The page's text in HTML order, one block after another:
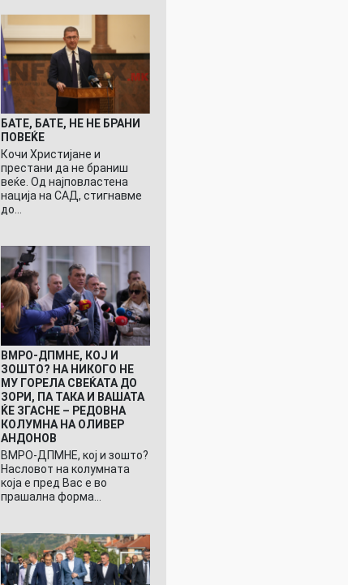
БАТЕ, БАТЕ, НЕ НЕ БРАНИ
ПОВЕЌЕ
Кочи Христијане и
престани да не браниш
веќе. Од најповластена
нација на САД, стигнавме
до…
ВМРО-ДПМНЕ, КОЈ И
ЗОШТО? НА НИКОГО НЕ
МУ ГОРЕЛА СВЕЌАТА ДО
ЗОРИ, ПА ТАКА И ВАШАТА
ЌЕ ЗГАСНЕ – РЕДОВНА
КОЛУМНА НА ОЛИВЕР
АНДОНОВ
ВМРО-ДПМНЕ, кој и зошто?
Насловот на колумната
која е пред Вас е во
прашална форма…